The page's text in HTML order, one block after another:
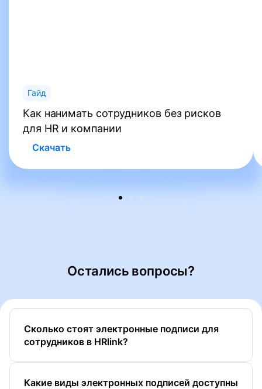
Гайд
Как нанимать сотрудников без рисков
для HR и компании
Скачать
Остались вопросы?
Сколько стоят электронные подписи для
сотрудников в HRlink?
Какие виды электронных подписей доступны